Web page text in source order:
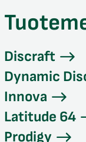
Discraft
Dynamic
Innova
Latitude 64
Prodigy